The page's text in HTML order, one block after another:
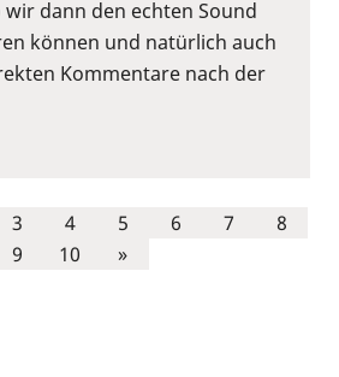
dann den echten Sound
können und natürlich auch
Kommentare nach der
3 4 5 6 7
8
9
10 »